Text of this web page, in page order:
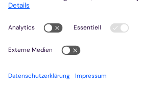
Klosterplatz 7
Besucheradresse
+49 241 452-0